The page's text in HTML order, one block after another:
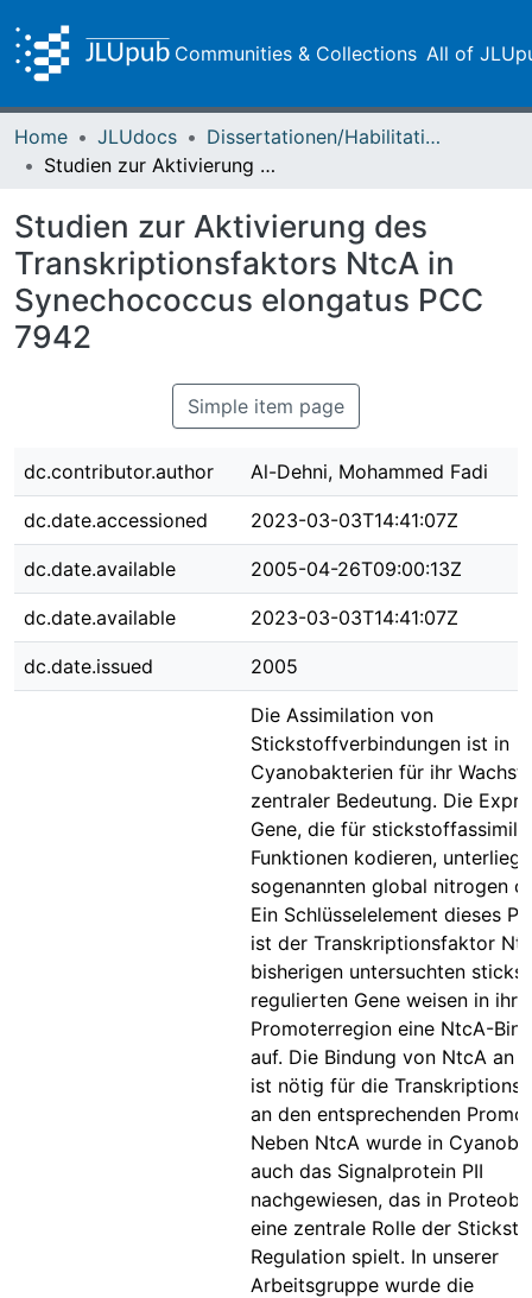
Communities & Collections All of
Home JLUdocs
Dissertationen/Habilitationen
Studien zur Aktivierung des Transkriptionsfaktors NtcA in Synechococcus elongatus PCC 7942
Studien zur Aktivierung des
Transkriptionsfaktors NtcA in
Synechococcus elongatus PCC
7942
Simple item page
dc.contributor.author Al-Dehni, Mohammed Fadi
dc.date.accessioned 2023-03-03T14:41:07Z
dc.date.available 2005-04-26T09:00:13Z
dc.date.available 2023-03-03T14:41:07Z
dc.date.issued 2005
Die Assimilation von
Stickstoffverbindungen ist in
Cyanobakterien für ihr
zentraler Bedeutung. Die
Gene, die für
Funktionen kodieren,
sogenannten global nitrogen
Ein Schlüsselelement dieses
ist der Transkriptionsfaktor
bisherigen untersuchten
regulierten Gene weisen in
Promoterregion eine NtcA-
auf. Die Bindung von NtcA an
ist nötig für die
an den entsprechenden
Neben NtcA wurde in
auch das Signalprotein PII
nachgewiesen, das in
eine zentrale Rolle der
Regulation spielt. In unserer
Arbeitsgruppe wurde die